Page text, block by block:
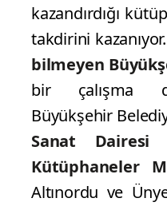
kazandırdığı
takdirini
bilmeyen
bir çalışma
Büyükşehir
Sanat Dairesi
Kütüphaneler
Altınordu ve